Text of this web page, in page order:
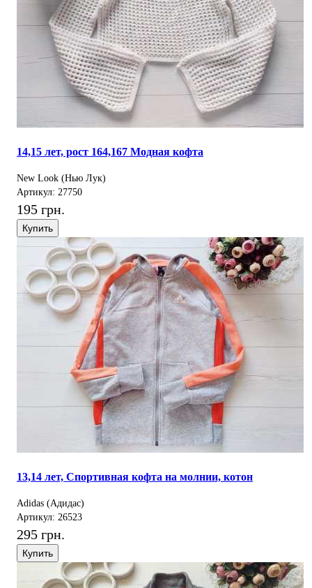
14,15 лет, рост 164,167 Модная кофта
New Look (Нью Лук)
Артикул: 27750
195 грн.
Купить
13,14 лет, Спортивная кофта на молнии, котон
Adidas (Адидас)
Артикул: 26523
295 грн.
Купить